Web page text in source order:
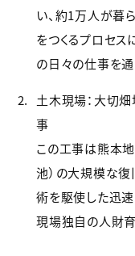
い、約1万人が暮
をつくるプロセス
の日々の仕事を
土木現場：大切
事
この工事は熊本
池）の大規模な復
術を駆使した迅
現場独自の人財